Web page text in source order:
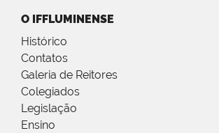
O IFFLUMINENSE
Histórico
Contatos
Galeria de Reitores
Colegiados
Legislação
Ensino